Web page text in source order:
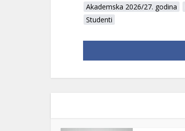
Akademska 2026/27. godina
Studenti